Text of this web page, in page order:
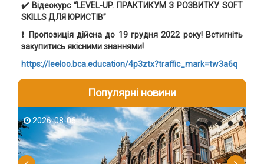
✔️ Відеокурс “LEVEL-UP. ПРАКТИКУМ З РОЗВИТКУ SOFT
SKILLS ДЛЯ ЮРИСТІВ”
❗ Пропозиція дійсна до 19 грудня 2022 року! Встигніть
закупитись якісними знаннями!
https://leeloo.bca.education/4p3ztx?traffic_mark=tw3a6q
Популярні новини
2026-08-06